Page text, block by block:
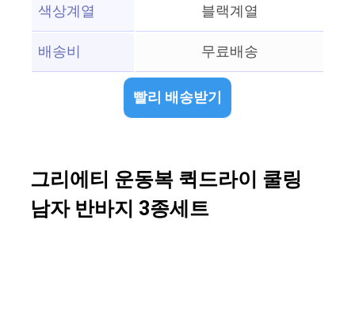
색상계열
블랙계열
배송비
무료배송
빨리 배송받기
그리에티 운동복 퀵드라이 쿨링
남자 반바지 3종세트